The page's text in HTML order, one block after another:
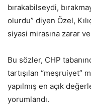
bırakabilseydi,
olurdu” diyen Özel,
siyasi mirasına zarar
Bu sözler, CHP
tartışılan “meşruiyet”
yapılmış en açık
yorumlandı.